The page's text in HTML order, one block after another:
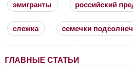
эмигранты российский
слежка семечки
ГЛАВНЫЕ СТАТЬИ